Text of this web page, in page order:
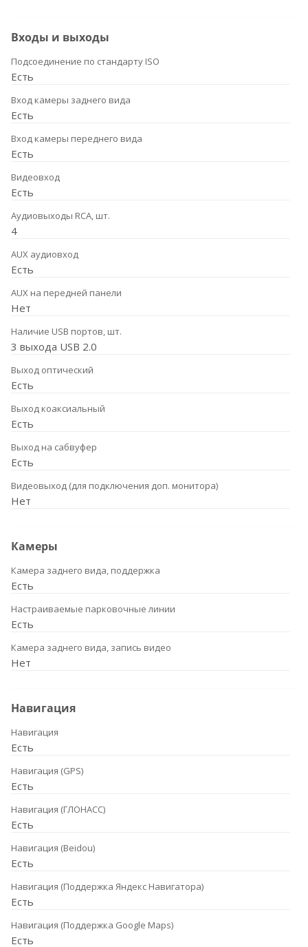
Входы и выходы
Подсоединение по стандарту ISO
Есть
Вход камеры заднего вида
Есть
Вход камеры переднего вида
Есть
Видеовход
Есть
Аудиовыходы RCA, шт.
4
AUX аудиовход
Есть
AUX на передней панели
Нет
Наличие USB портов, шт.
3 выхода USB 2.0
Выход оптический
Есть
Выход коаксиальный
Есть
Выход на сабвуфер
Есть
Видеовыход (для подключения доп. монитора)
Нет
Камеры
Камера заднего вида, поддержка
Есть
Настраиваемые парковочные линии
Есть
Камера заднего вида, запись видео
Нет
Навигация
Навигация
Есть
Навигация (GPS)
Есть
Навигация (ГЛОНАСС)
Есть
Навигация (Beidou)
Есть
Навигация (Поддержка Яндекс Навигатора)
Есть
Навигация (Поддержка Google Maps)
Есть